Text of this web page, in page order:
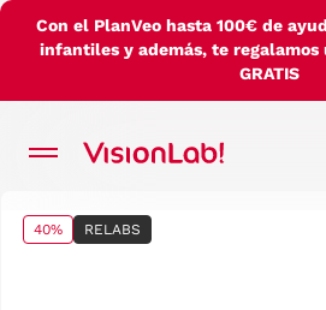
Con el PlanVeo hasta 100€ de
infantiles y además, te regalamos
GRATIS
40% RELABS